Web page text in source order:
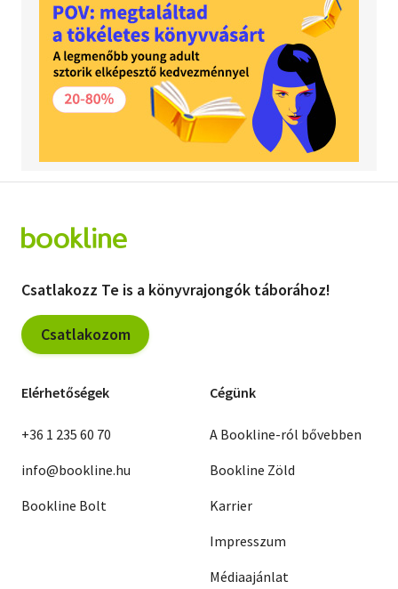
Csatlakozz Te is a könyvrajongók táborához!
Csatlakozom
Elérhetőségek
+36 1 235 60 70
info@bookline.hu
Bookline Bolt
Cégünk
A Bookline-ról bővebben
Bookline Zöld
Karrier
Impresszum
Médiaajánlat